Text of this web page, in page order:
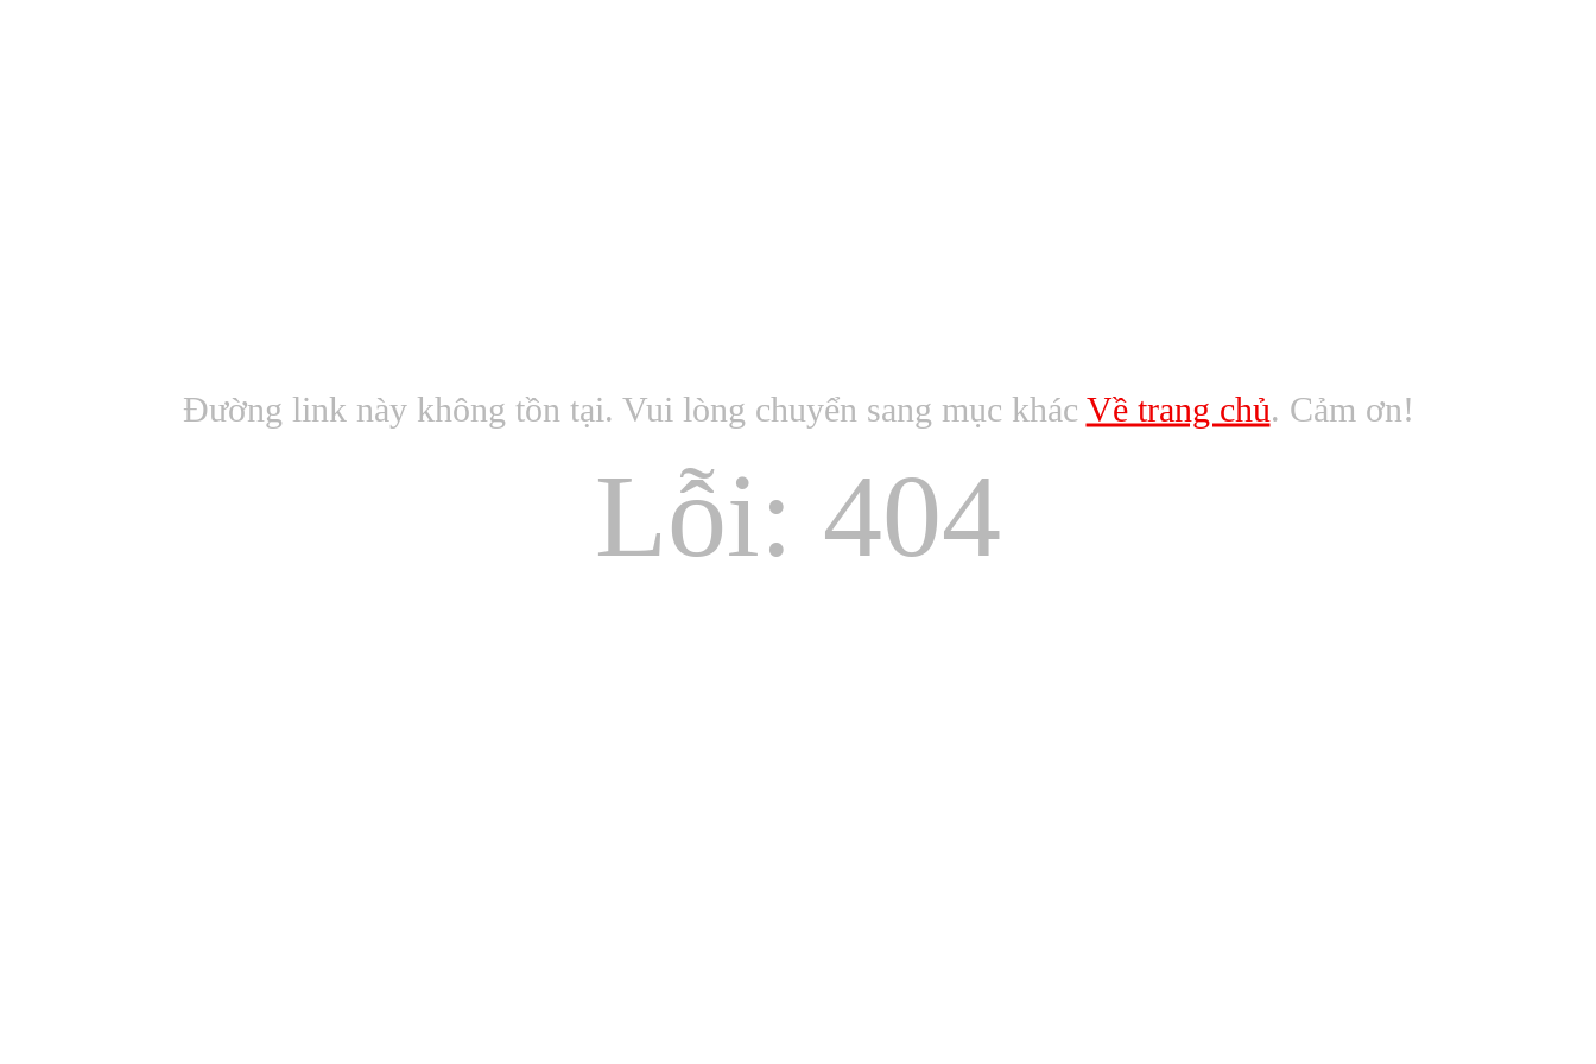
Đường link này không tồn tại. Vui lòng chuyển sang mục khác Về trang chủ. Cảm ơn!
Lỗi: 404